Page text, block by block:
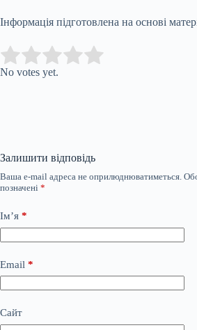
Інформація підготовлена на основі
Rate this item:
No votes yet.
Залишити відповідь
Ваша e-mail адреса не оприлюднюватиметься.
позначені *
Ім’я *
Email *
Сайт